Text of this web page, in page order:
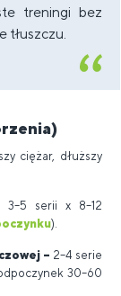
treningi bez
tłuszczu.
ciężar, dłuższy
3–5 serii x 8–12
).
– 2–4 serie
30–60